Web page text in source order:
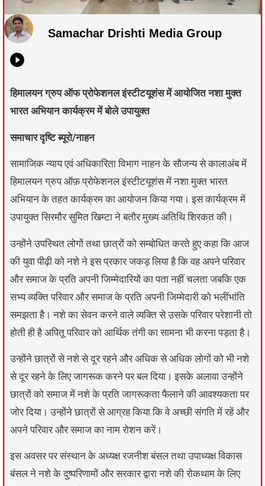
Samachar Drishti Media Group
हिमालयन ग्रुप ऑफ प्रोफेशनल इंस्टीटयूशंस में आयोजित नशा मुक्त
भारत अभियान कार्यक्रम में बोले उपायुक्त
समाचार दृष्टि ब्यूरो/नाहन
सामाजिक न्याय एवं अधिकारिता विभाग नाहन के सौजन्य से कालाअंब में
हिमालयन ग्रुप ऑफ़ प्रोफेशनल इंस्टीटयूशंस में नशा मुक्त भारत
अभियान के तहत कार्यक्रम का आयोजन किया गया। इस कार्यक्रम में
उपायुक्त सिरमौर सुमित खिम्टा ने बतौर मुख्य अतिथि शिरकत की।
उन्होंने उपस्थित लोगों तथा छात्रों को सम्बोधित करते हुए कहा कि आज
की युवा पीढ़ी को नशे ने इस प्रकार जकड़ लिया है कि वह अपने परिवार
और समाज के प्रति अपनी जिम्मेदारियों का पता नहीं चलता जबकि एक
सभ्य व्यक्ति परिवार और समाज के प्रति अपनी जिम्मेदारी को भलींभांति
समझता है। नशे का सेवन करने वाले व्यक्ति से उसके परिवार परेशानी तो
होती ही है अपितू परिवार को आर्थिक तंगी का सामना भी करना पड़ता है।
उन्होंने छात्रों से नशे से दूर रहने और अधिक से अधिक लोगों को भी नशे
से दूर रहने के लिए जागरूक करने पर बल दिया। इसके अलावा उन्होंने
छात्रों को समाज में नशे के प्रति जागरूकता फैलाने की आवश्यकता पर
जोर दिया। उन्होंने छात्रों से आग्रह किया कि वे अच्छी संगति में रहें और
अपने परिवार और समाज का नाम रोशन करें।
इस अवसर पर संस्थान के अध्यक्ष रजनीश बंसल तथा उपाध्यक्ष विकास
बंसल ने नशे के दुष्परिणामों और सरकार द्वारा नशे की रोकथाम के लिए